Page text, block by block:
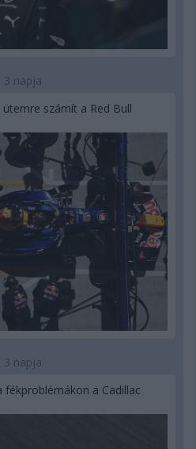
3 napja
számít a Red Bull
3 napja
fékproblémákon a Cadillac